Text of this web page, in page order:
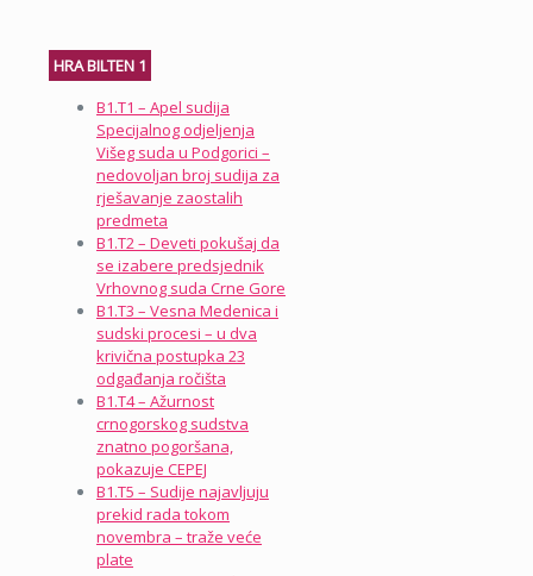
HRA BILTEN 1
B1.T1 – Apel sudija
Specijalnog odjeljenja
Višeg suda u Podgorici –
nedovoljan broj sudija za
rješavanje zaostalih
predmeta
B1.T2 – Deveti pokušaj da
se izabere predsjednik
Vrhovnog suda Crne Gore
B1.T3 – Vesna Medenica i
sudski procesi – u dva
krivična postupka 23
odgađanja ročišta
B1.T4 – Ažurnost
crnogorskog sudstva
znatno pogoršana,
pokazuje CEPEJ
B1.T5 – Sudije najavljuju
prekid rada tokom
novembra – traže veće
plate